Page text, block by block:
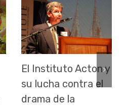
El Instituto Acton y
su lucha contra el
drama de la